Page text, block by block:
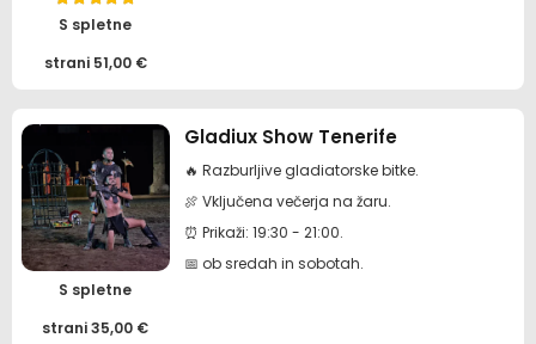
Ocenjeno
S spletne
strani 51,00 €
S spletne
strani35,00 €
Gladiux Show Tenerife
🔥 Razburljive gladiatorske bitke.
🍖 Vključena večerja na žaru.
⏰ Prikaži: 19:30 - 21:00.
📅 ob sredah in sobotah.